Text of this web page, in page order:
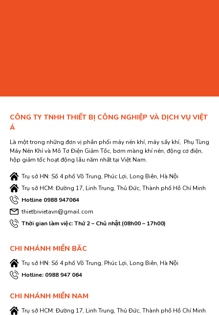
CÔNG TY TNHH THIẾT BỊ CÔNG NGHIỆP VÀ DỊCH VỤ VIỆT
Á
Là một trong những đơn vị phân phối máy nén khí, máy sấy khí, Phụ Tùng
Máy Nén Khí và Mô Tơ Điện Giảm Tốc, bơm màng khí nén, động cơ điện,
hộp giảm tốc hoạt động lâu năm nhất tại Việt Nam.
Trụ sở HN: Số 4 phố Võ Trung, Phúc Lợi, Long Biên, Hà Nội
Trụ sở HCM: Đường 17, Linh Trung, Thủ Đức, Thành phố Hồ Chí Minh
Hotline 0988 947064
thietbivietavn@gmail.com
Thời gian làm việc: Thứ 2 – Chủ nhật (08h00 – 17h00)
CHI NHÁNH MIỀN BĂC
Trụ sở HN: Số 4 phố Võ Trung, Phúc Lợi, Long Biên, Hà Nội
Hotline: 0988 947 064
CHI NHÁNH MIỀN NAM
Trụ sở HCM: Đường 17, Linh Trung, Thủ Đức, Thành phố Hồ Chí Minh